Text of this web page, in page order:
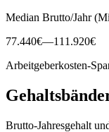
Median Brutto/Jahr
77.440€—111.920€
Arbeitgeberkosten-
Brutto-Jahresgehalt